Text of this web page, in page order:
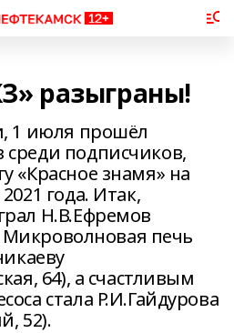
разыграны!
1 июля прошёл
подписчиков,
«Красное знамя» на
года. Итак,
Н.В.Ефремов
Микроволновая печь
64), а счастливым
стала Р.И.Гайдурова
52).